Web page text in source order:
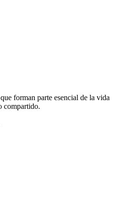
forman parte esencial de la vida
compartido.